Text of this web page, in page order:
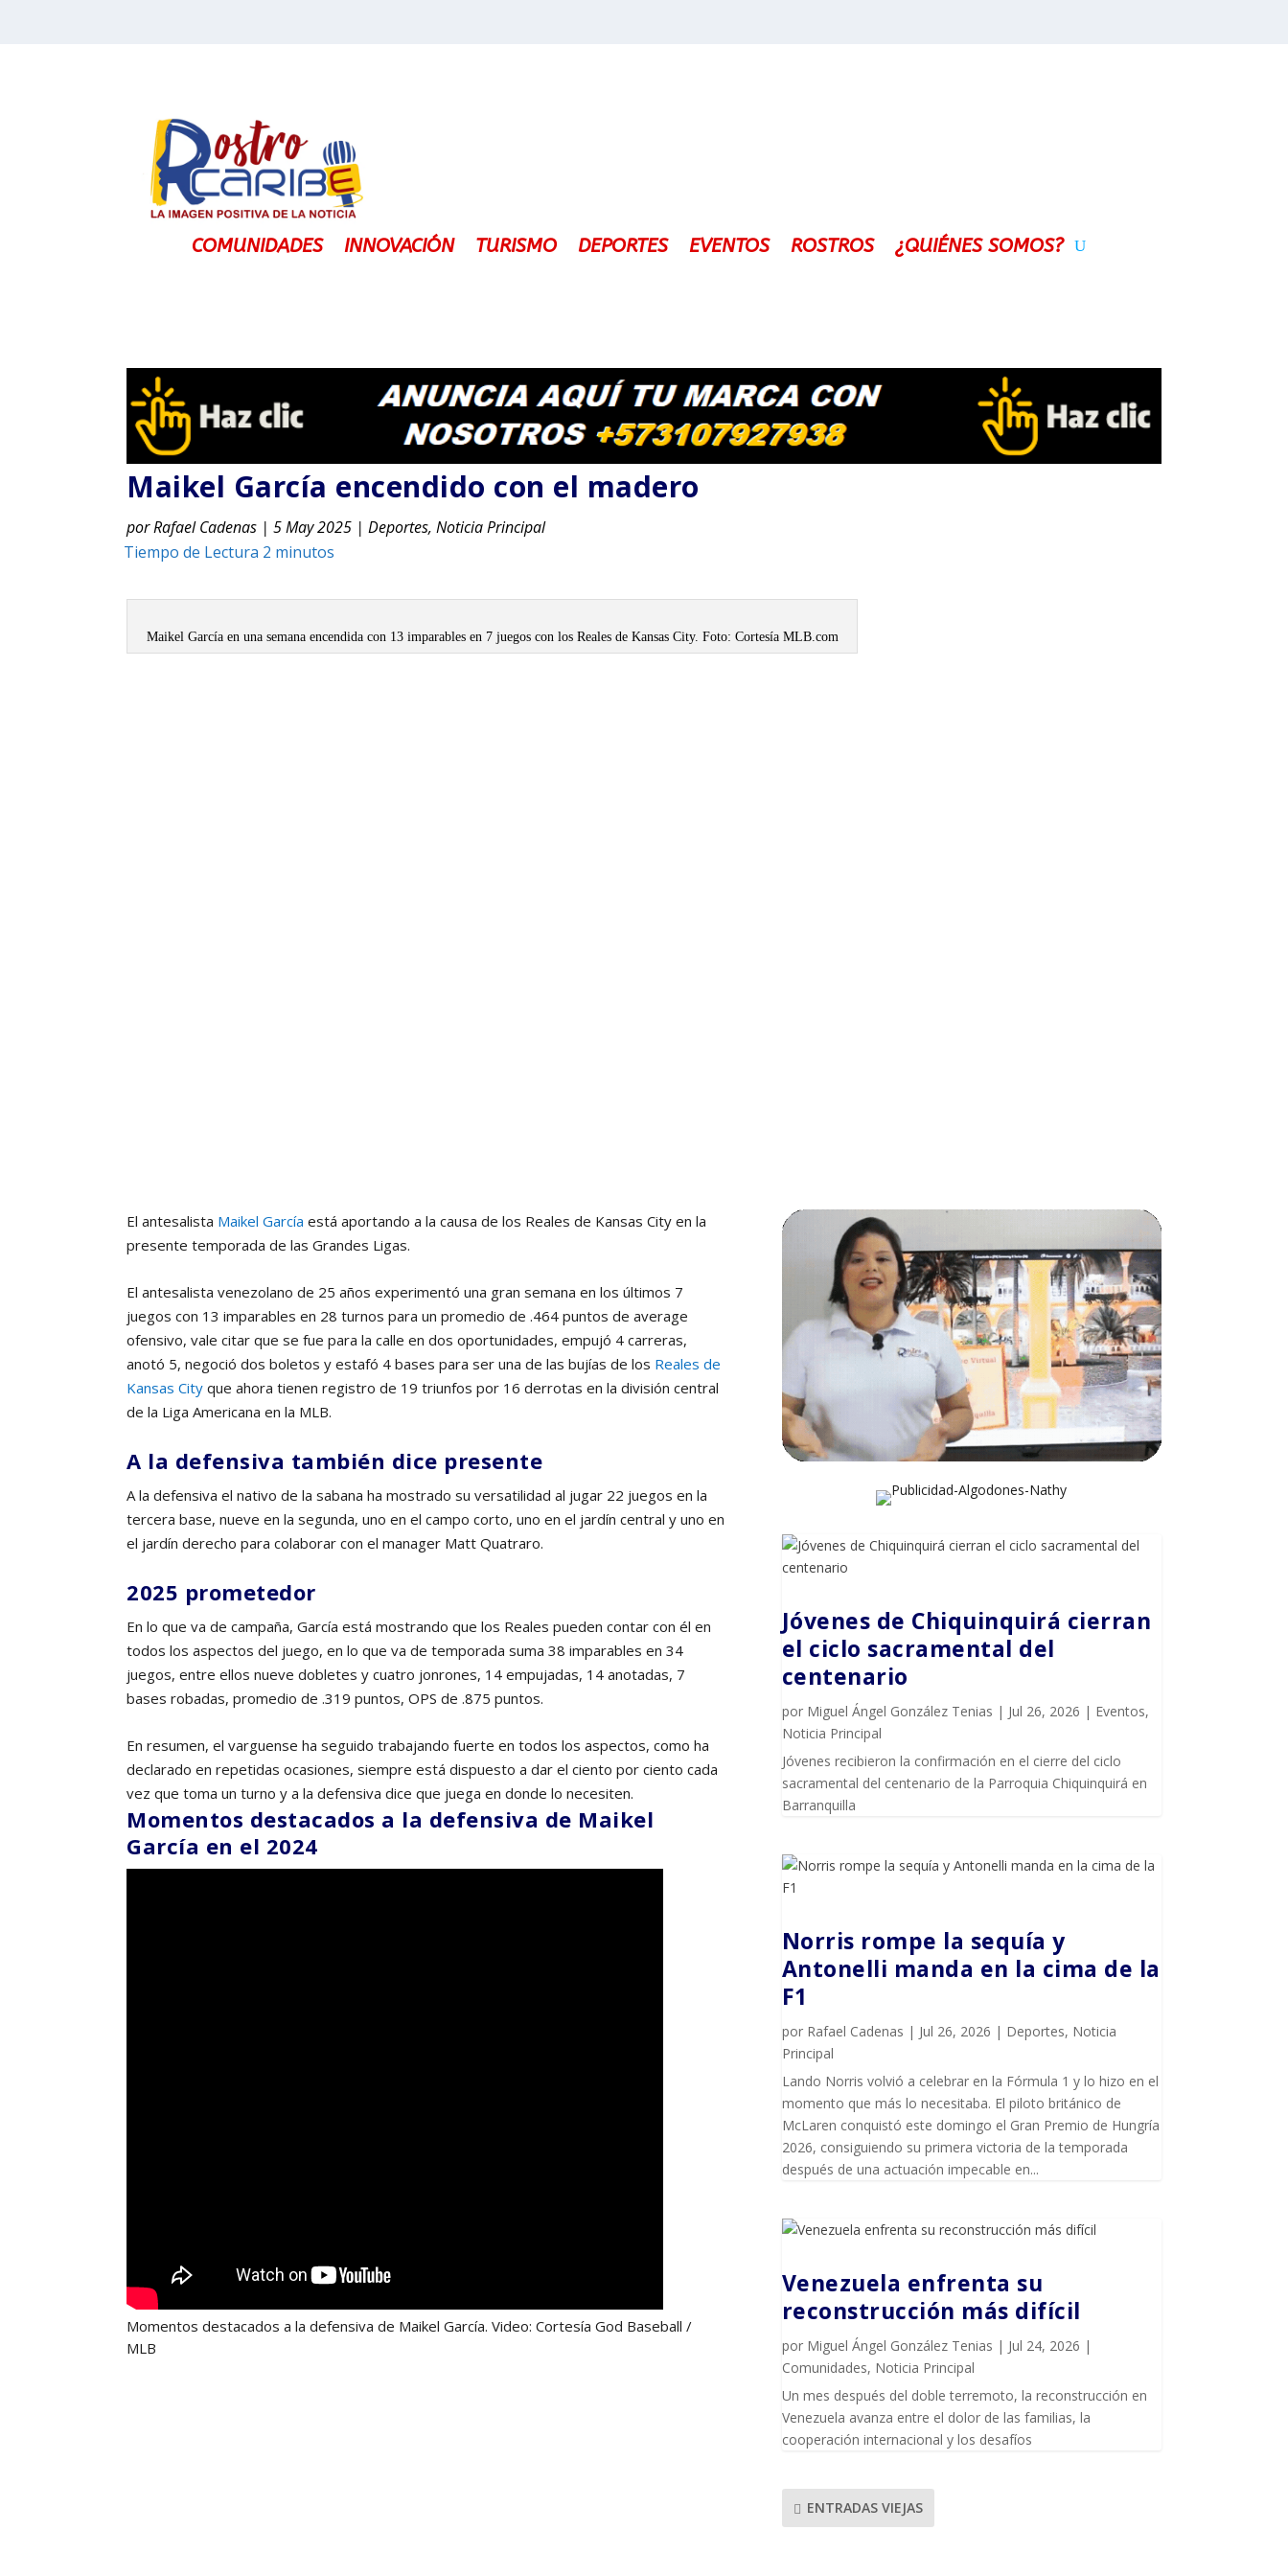
COMUNIDADES INNOVACIÓN TURISMO DEPORTES EVENTOS ROSTROS ¿QUIÉNES SOMOS?
Maikel García encendido con el madero
porRafael Cadenas | 5 May 2025 | Deportes, Noticia Principal
Maikel García en una semana encendida con 13 imparables en 7 juegos con los Reales de Kansas City. Foto: Cortesía MLB.com
El antesalista Maikel García está aportando a la causa de los Reales de Kansas City en la
presente temporada de las Grandes Ligas.
El antesalista venezolano de 25 años experimentó una gran semana en los últimos 7
juegos con 13 imparables en 28 turnos para un promedio de .464 puntos de average
ofensivo, vale citar que se fue para la calle en dos oportunidades, empujó 4 carreras,
anotó 5, negoció dos boletos y estafó 4 bases para ser una de las bujías de los Reales de
Kansas City que ahora tienen registro de 19 triunfos por 16 derrotas en la división central
de la Liga Americana en la MLB.
A la defensiva también dice presente
A la defensiva el nativo de la sabana ha mostrado su versatilidad al jugar 22 juegos en la
tercera base, nueve en la segunda, uno en el campo corto, uno en el jardín central y uno en
el jardín derecho para colaborar con el manager Matt Quatraro.
2025 prometedor
En lo que va de campaña, García está mostrando que los Reales pueden contar con él en
todos los aspectos del juego, en lo que va de temporada suma 38 imparables en 34
juegos, entre ellos nueve dobletes y cuatro jonrones, 14 empujadas, 14 anotadas, 7
bases robadas, promedio de .319 puntos, OPS de .875 puntos.
En resumen, el varguense ha seguido trabajando fuerte en todos los aspectos, como ha
declarado en repetidas ocasiones, siempre está dispuesto a dar el ciento por ciento cada
vez que toma un turno y a la defensiva dice que juega en donde lo necesiten.
Momentos destacados a la defensiva de Maikel
García en el 2024
Momentos destacados a la defensiva de Maikel García. Video: Cortesía God Baseball /
MLB
Jóvenes de Chiquinquirá cierran
el ciclo sacramental del
centenario
por Miguel Ángel González Tenias | Jul 26, 2026 | Eventos,
Noticia Principal
Jóvenes recibieron la confirmación en el cierre del ciclo
sacramental del centenario de la Parroquia Chiquinquirá en
Barranquilla
Norris rompe la sequía y
Antonelli manda en la cima de la
F1
por Rafael Cadenas | Jul 26, 2026 | Deportes, Noticia
Principal
Lando Norris volvió a celebrar en la Fórmula 1 y lo hizo en el
momento que más lo necesitaba. El piloto británico de
McLaren conquistó este domingo el Gran Premio de Hungría
2026, consiguiendo su primera victoria de la temporada
después de una actuación impecable en...
Venezuela enfrenta su
reconstrucción más difícil
por Miguel Ángel González Tenias | Jul 24, 2026 |
Comunidades, Noticia Principal
Un mes después del doble terremoto, la reconstrucción en
Venezuela avanza entre el dolor de las familias, la
cooperación internacional y los desafíos
ENTRADAS VIEJAS